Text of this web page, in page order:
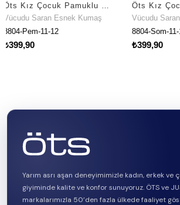
Öts Kız Çocuk Pamuklu Büstiyer Şort Pembe Meow Maksimum Hareket Özgürlüğü (8804-PEM)
Esnek Kumaş
11-12
Vücudu Saran Esnek
8804-Som-11-12
Yarım asrı aşan deneyimimizle kadın, erkek ve
giyiminde kalite ve konfor sunuyoruz. ÖTS ve
markalarımızla 50’den fazla ülkede faaliyet